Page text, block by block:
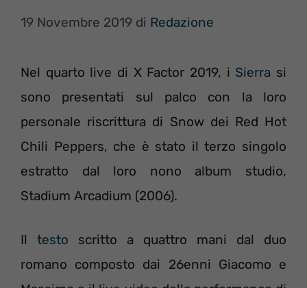
19 Novembre 2019 di Redazione
Nel quarto live di X Factor 2019, i Sierra si
sono presentati sul palco con la loro
personale riscrittura di Snow dei Red Hot
Chili Peppers, che è stato il terzo singolo
estratto dal loro nono album studio,
Stadium Arcadium (2006).
Il testo scritto a quattro mani dal duo
romano composto dai 26enni Giacomo e